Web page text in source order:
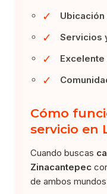
✓
✓ Servicios
✓
✓
Cómo
servicio en
Cuando buscas
Zinacantepec
de ambos